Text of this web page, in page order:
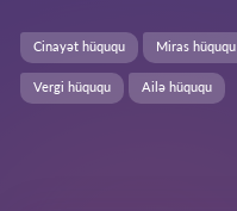
Ailə hüququ
Cinayət hüququ Miras hüququ
Vergi hüququ